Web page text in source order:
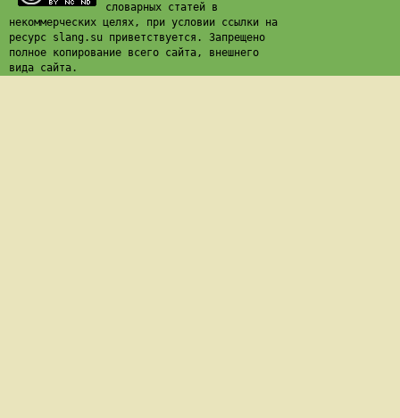
словарных статей в
некоммерческих целях, при условии ссылки на
ресурс slang.su приветствуется. Запрещено
полное копирование всего сайта, внешнего
вида сайта.